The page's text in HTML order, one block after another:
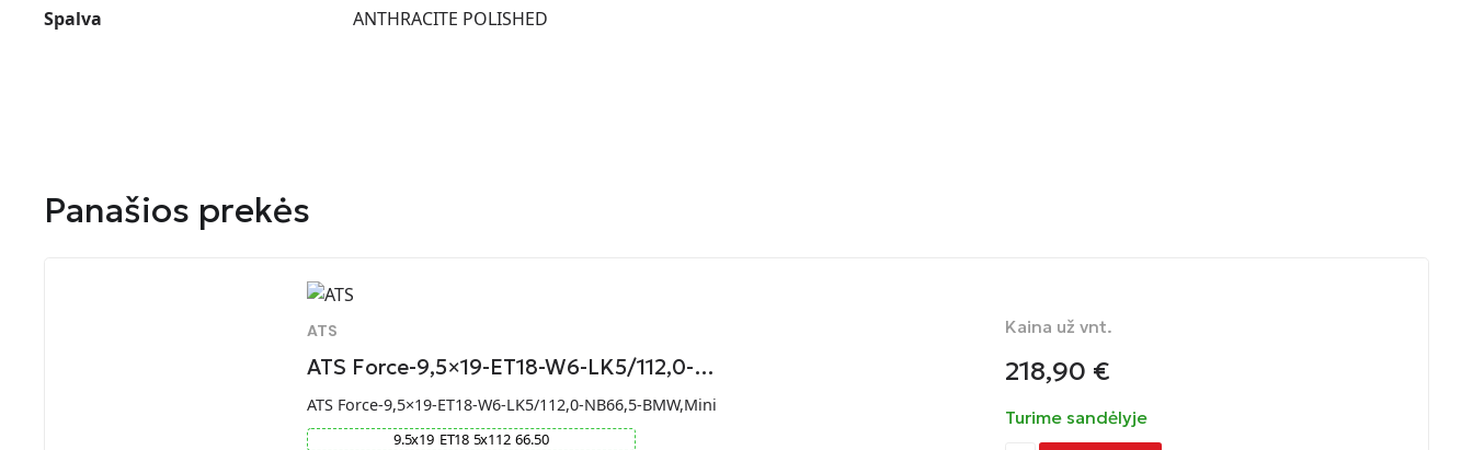
Spalva
ANTHRACITE POLISHED
Panašios prekės
ATS
ATS Force-9,5×19-ET18-W6-LK5/112,0-…
ATS Force-9,5×19-ET18-W6-LK5/112,0-NB66,5-BMW,Mini
9.5x19 ET18 5x112 66.50
Kaina už vnt.
218,90 €
Turime sandėlyje